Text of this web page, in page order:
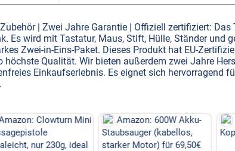
| Zwei Jahre Garantie | Offiziell zertifiziert:
Es wird mit Tastatur, Maus, Stift, Hülle, Ständer und
Zwei-in-Eins-Paket. Dieses Produkt hat EU-
höchste Qualität. Wir bieten außerdem zwei Jahre
Einkaufserlebnis. Es eignet sich hervorragend
Clowturn Mini
nur 230g, ideal
Amazon: 600W Akku-
Staubsauger (kabellos,
starker Motor) für 69,50€